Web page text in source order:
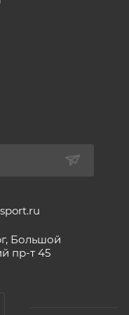
Большой
пр-т 45